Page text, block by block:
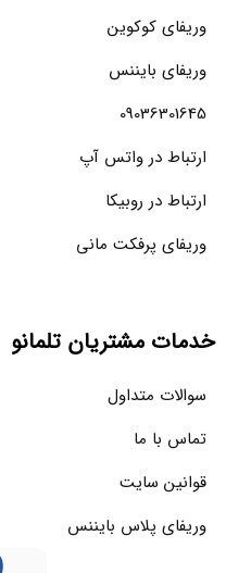
وریفای کوکوین
وریفای بایننس
09036301645
ارتباط در واتس آپ
ارتباط در روبیکا
وریفای پرفکت مانی
خدمات مشتریان تلمانو
سوالات متداول
تماس با ما
قوانین سایت
وریفای پلاس بایننس